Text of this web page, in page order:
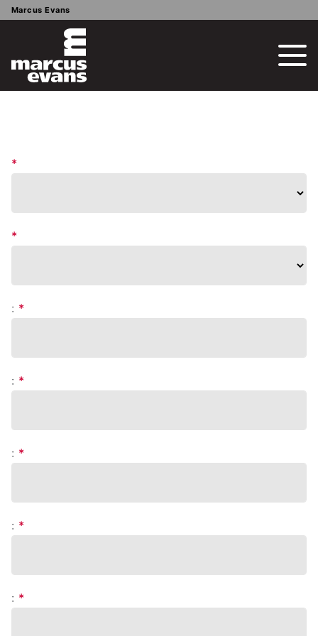
Marcus Evans
*
*
: *
: *
: *
: *
: *